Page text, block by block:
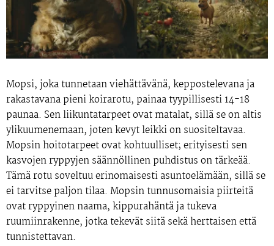
Mopsi, joka tunnetaan viehättävänä, keppostelevana ja
rakastavana pieni koirarotu, painaa tyypillisesti 14-18
paunaa. Sen liikuntatarpeet ovat matalat, sillä se on altis
ylikuumenemaan, joten kevyt leikki on suositeltavaa.
Mopsin hoitotarpeet ovat kohtuulliset; erityisesti sen
kasvojen ryppyjen säännöllinen puhdistus on tärkeää.
Tämä rotu soveltuu erinomaisesti asuntoelämään, sillä se
ei tarvitse paljon tilaa. Mopsin tunnusomaisia piirteitä
ovat ryppyinen naama, kippurahäntä ja tukeva
ruumiinrakenne, jotka tekevät siitä sekä herttaisen että
tunnistettavan.